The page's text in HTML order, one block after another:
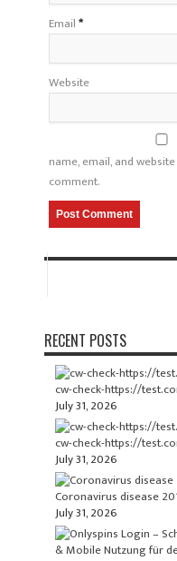
Email*
Website
name, email, and
comment.
RECENT POSTS
cw-check-https://
July 31, 2026
cw-check-https://
July 31, 2026
Coronavirus disease
July 31, 2026